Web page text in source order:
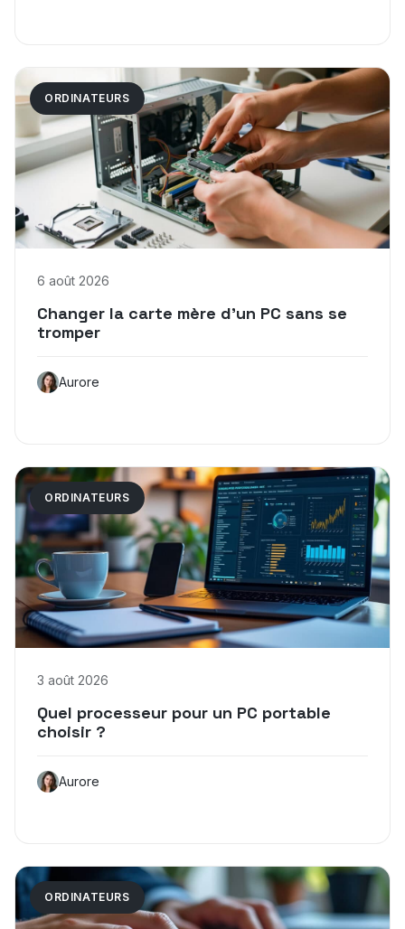
ORDINATEURS
6 août 2026
Changer la carte mère d’un PC sans se
tromper
Aurore
ORDINATEURS
3 août 2026
Quel processeur pour un PC portable
choisir ?
Aurore
ORDINATEURS